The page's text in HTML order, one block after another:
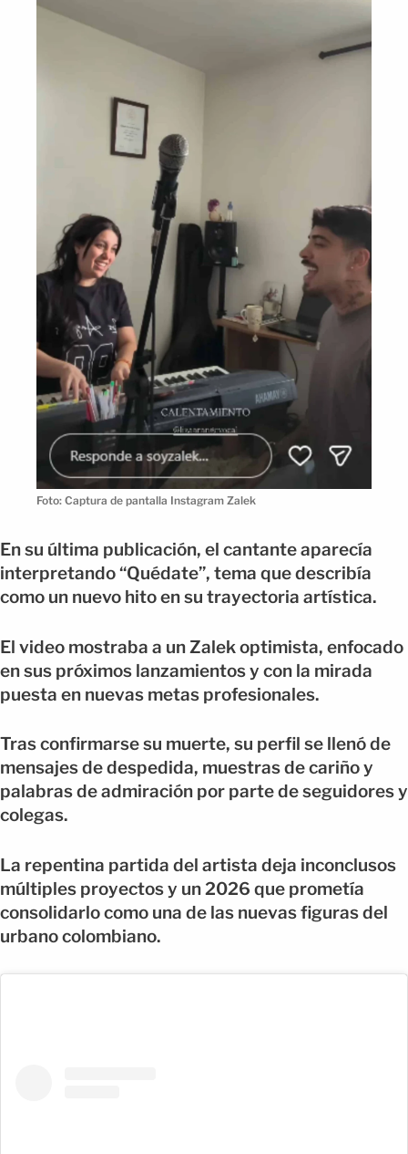
Foto: Captura de pantalla Instagram Zalek
En su última publicación, el cantante aparecía
interpretando “Quédate”, tema que describía
como un nuevo hito en su trayectoria artística.
El video mostraba a un Zalek optimista, enfocado
en sus próximos lanzamientos y con la mirada
puesta en nuevas metas profesionales.
Tras confirmarse su muerte, su perfil se llenó de
mensajes de despedida, muestras de cariño y
palabras de admiración por parte de seguidores y
colegas.
La repentina partida del artista deja inconclusos
múltiples proyectos y un 2026 que prometía
consolidarlo como una de las nuevas figuras del
urbano colombiano.